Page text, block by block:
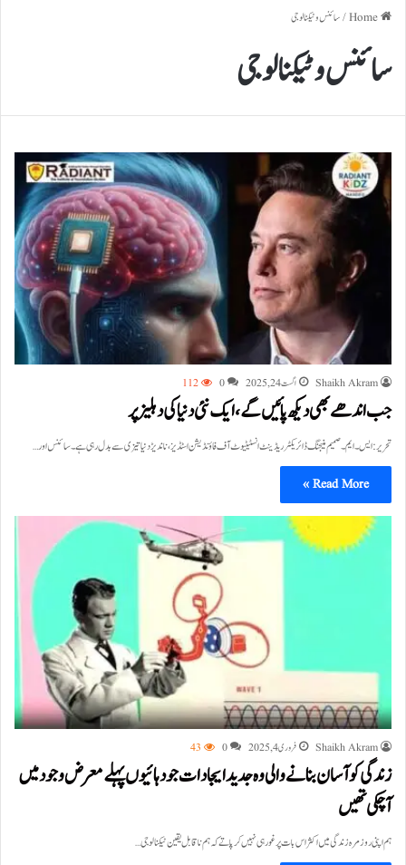
/سائنس و ٹیکنالوجی
سائنس و ٹیکنالوجی
Shaikh Akram اگست 24, 2025 0
112
جب اندھے بھی دیکھ پائیں گے، ایک نئی دنیا کی دہلیز پر
تحریر: ایس۔ ایم۔ صمیم منیجنگ ڈائریکٹر ریڈینٹ انسٹیٹیوٹ آف فاؤنڈیشن اسٹڈیز، ناندیڑ دنیا تیزی سے بدل رہی ہے۔ سائنس اور…
Read More »
Shaikh Akram فروری 4, 2025 0
43
زندگی کو آسان بنانے والی وہ جدید ایجادات جو دہائیوں پہلے معرض وجود میں
آ چکی تھیں
ہم اپنی روز مرہ زندگی میں اکثر اس بات پر غور ہی نہیں کر پاتے کہ ہم ناقابل یقین ٹیکنالوجی…